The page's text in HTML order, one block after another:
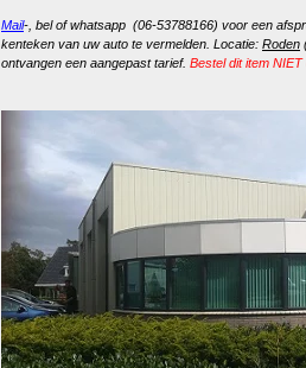
Mail-, bel of whatsapp (06-53788166) voor een
kenteken van uw auto te vermelden. Locatie: Roden
ontvangen een aangepast tarief. Bestel dit item NIET